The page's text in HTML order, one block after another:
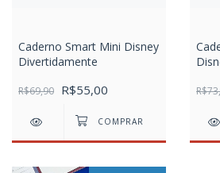
Caderno Smart Mini Disney
Divertidamente
R$69,90 R$55,00